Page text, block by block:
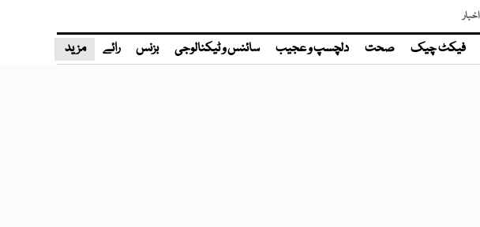
فیکٹ چیک صحت دلچسپ و عجیب سائنس و ٹیکنالوجی بزنس رائے مزید